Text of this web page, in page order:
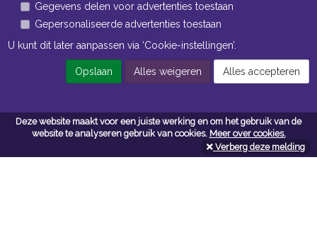
Deze website maakt voor een juiste werking en om het gebruik van de
website te analyseren gebruik van cookies. Meer over cookies.
Verberg deze melding
ma t/m vr 8:30 uur tot 17:00 uur
Openingstijden Magazijn
ma t/m vr 7:00 uur tot 16:30 uur
Navigatie
Gegevens delen voor advertenties toestaan
Gepersonaliseerde advertenties toestaan
U kunt dit later aanpassen via ‘Cookie-instellingen’.
Opslaan Alles weigeren Alles accepteren